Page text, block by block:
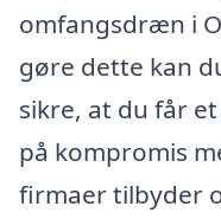
omfangsdræn i
gøre dette kan
sikre, at du får
på kompromis
firmaer tilbyder